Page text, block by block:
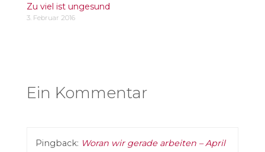
Zu viel ist ungesund
3. Februar 2016
Ein Kommentar
Pingback: Woran wir gerade arbeiten – April